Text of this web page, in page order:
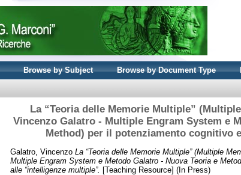
Browse by Subject Browse by Document Type
La “Teoria delle Memorie Multiple”
Vincenzo Galatro - Multiple Engram System e
Method) per il potenziamento cognitivo
Galatro, Vincenzo La “Teoria delle Memorie Multiple” (Multiple
Multiple Engram System e Metodo Galatro - Nuova Teoria e
alle “intelligenze multiple”. [Teaching Resource] (In Press)